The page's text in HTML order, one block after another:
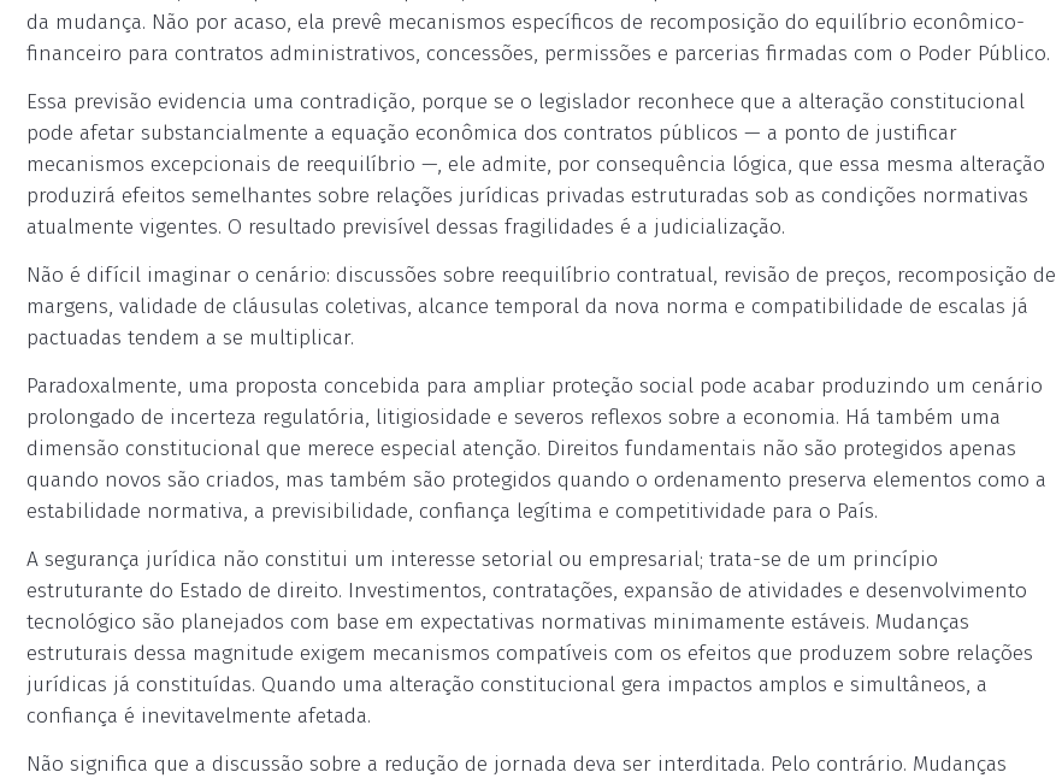
da mudança. Não por acaso, ela prevê mecanismos específicos de recomposição do equilíbrio econômico-
financeiro para contratos administrativos, concessões, permissões e parcerias firmadas com o Poder Público.
Essa previsão evidencia uma contradição, porque se o legislador reconhece que a alteração constitucional
pode afetar substancialmente a equação econômica dos contratos públicos — a ponto de justificar
mecanismos excepcionais de reequilíbrio —, ele admite, por consequência lógica, que essa mesma alteração
produzirá efeitos semelhantes sobre relações jurídicas privadas estruturadas sob as condições normativas
atualmente vigentes. O resultado previsível dessas fragilidades é a judicialização.
Não é difícil imaginar o cenário: discussões sobre reequilíbrio contratual, revisão de preços, recomposição de
margens, validade de cláusulas coletivas, alcance temporal da nova norma e compatibilidade de escalas já
pactuadas tendem a se multiplicar.
Paradoxalmente, uma proposta concebida para ampliar proteção social pode acabar produzindo um cenário
prolongado de incerteza regulatória, litigiosidade e severos reflexos sobre a economia. Há também uma
dimensão constitucional que merece especial atenção. Direitos fundamentais não são protegidos apenas
quando novos são criados, mas também são protegidos quando o ordenamento preserva elementos como a
estabilidade normativa, a previsibilidade, confiança legítima e competitividade para o País.
A segurança jurídica não constitui um interesse setorial ou empresarial; trata-se de um princípio
estruturante do Estado de direito. Investimentos, contratações, expansão de atividades e desenvolvimento
tecnológico são planejados com base em expectativas normativas minimamente estáveis. Mudanças
estruturais dessa magnitude exigem mecanismos compatíveis com os efeitos que produzem sobre relações
jurídicas já constituídas. Quando uma alteração constitucional gera impactos amplos e simultâneos, a
confiança é inevitavelmente afetada.
Não significa que a discussão sobre a redução de jornada deva ser interditada. Pelo contrário. Mudanças